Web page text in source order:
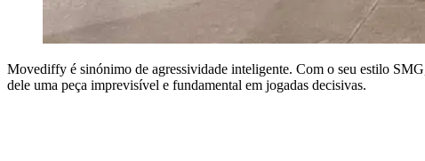
Movediffy é sinónimo de agressividade inteligente. Com o seu estilo
dele uma peça imprevisível e fundamental em jogadas decisivas.